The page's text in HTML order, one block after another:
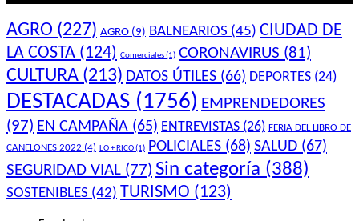
AGRO (227) AGRO (9) BALNEARIOS (45) CIUDAD DE
LA COSTA (124) Comerciales(1) CORONAVIRUS (81)
CULTURA (213) DATOS ÚTILES (66) DEPORTES (24)
DESTACADAS (1756) EMPRENDEDORES
(97) EN CAMPAÑA (65) ENTREVISTAS (26) FERIA DEL LIBRO DE
CANELONES 2022 (4) LO + RICO(1) POLICIALES (68) SALUD (67)
SEGURIDAD VIAL (77) Sin categoría (388)
SOSTENIBLES (42) TURISMO (123)